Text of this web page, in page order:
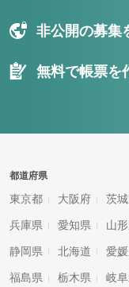
非公開の募集
無料で帳票を
都道府県
東京都 大阪府 茨
兵庫県 愛知県 山
静岡県 北海道 愛
福島県 栃木県 岐